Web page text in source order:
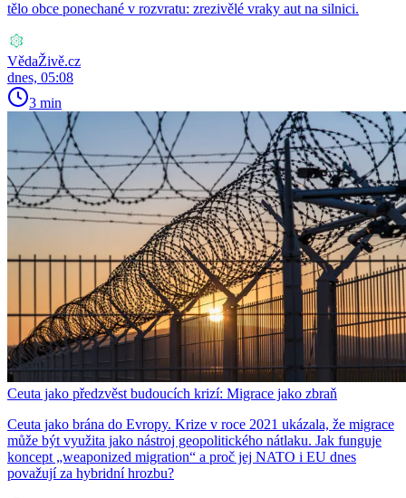
tělo obce ponechané v rozvratu: zrezivělé vraky aut na silnici.
VědaŽivě.cz
dnes, 05:08
3 min
Ceuta jako předzvěst budoucích krizí: Migrace jako zbraň
Ceuta jako brána do Evropy. Krize v roce 2021 ukázala, že migrace
může být využita jako nástroj geopolitického nátlaku. Jak funguje
koncept „weaponized migration“ a proč jej NATO i EU dnes
považují za hybridní hrozbu?